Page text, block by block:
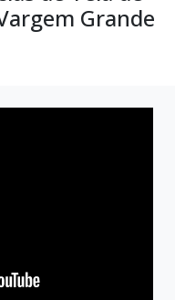
Grande